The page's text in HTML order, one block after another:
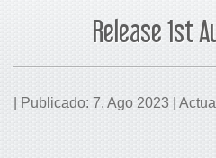
Release 1st
| Publicado: 7. Ago 2023 |